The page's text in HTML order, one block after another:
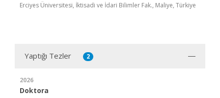
Erciyes Üniversitesi, İktisadi ve İdari Bilimler Fak., Maliye, Türkiye
Yaptığı Tezler 2
2026
Doktora